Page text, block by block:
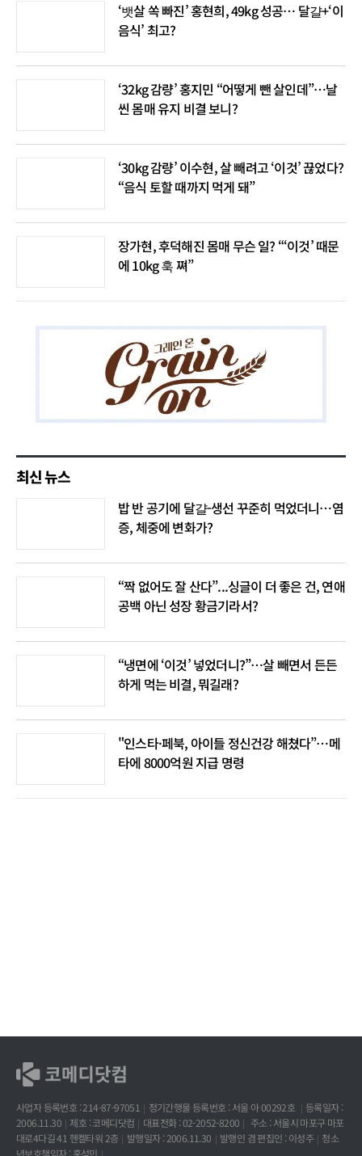
‘뱃살 쏙 빠진’ 홍현희, 49kg 성공… 달걀+‘이
음식’ 최고?
‘32kg 감량’ 홍지민 “어떻게 뺀 살인데”…날
씬 몸매 유지 비결 보니?
‘30kg 감량’ 이수현, 살 빼려고 ‘이것’ 끊었다?
“음식 토할 때까지 먹게 돼”
장가현, 후덕해진 몸매 무슨 일? “‘이것’ 때문
에 10kg 훅 쪄”
최신 뉴스
밥 반 공기에 달걀-생선 꾸준히 먹었더니…염
증, 체중에 변화가?
“짝 없어도 잘 산다”...싱글이 더 좋은 건, 연애
공백 아닌 성장 황금기라서?
“냉면에 ‘이것’ 넣었더니?”…살 빼면서 든든
하게 먹는 비결, 뭐길래?
"인스타·페북, 아이들 정신건강 해쳤다”…메
타에 8000억원 지급 명령
사업자 등록번호 : 214-87-97051 정기간행물 등록번호 : 서울 아 00292호
등록일자 :
2006.11.30
제호 : 코메디닷컴 대표전화 : 02-2052-8200
주소 : 서울시 마포구 마포
대로4다길 41 헨켈타워 2층
발행일자 : 2006.11.30 발행인 겸 편집인 : 이성주
청소